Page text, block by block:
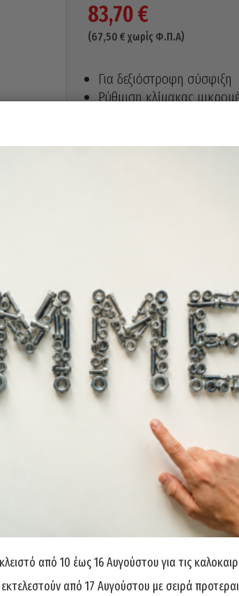
83,70€
(67,50 € χωρίς Φ.Π.Α)
Για δεξιόστροφη σύσφιξη
Ρύθμιση κλίμακας
από 10 έως 16 Αυγούστου για τις
από 17 Αυγούστου με σειρά